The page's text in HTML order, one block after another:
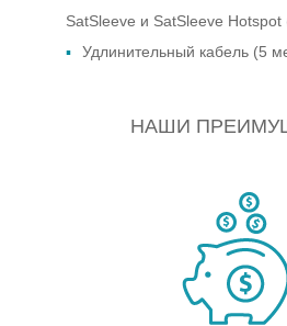
SatSleeve и SatSleeve
Удлинительный кабель (5
НАШИ